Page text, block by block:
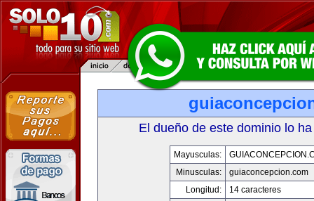
El dueño de este dominio lo
Mayusculas:
Minusculas:
guiaconcepcion.com
Longitud:
14 caracteres